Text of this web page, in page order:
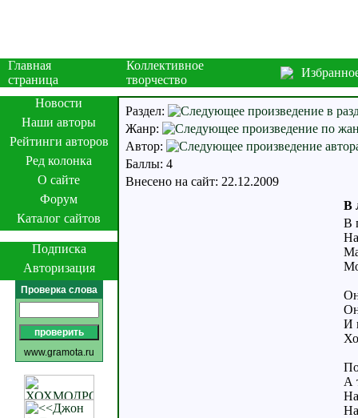
Главная
страница
Коллективное
творчество
Новости
Наши авторы
Рейтинги авторов
Ред колонка
О сайте
Форум
Каталог сайтов
Подписка
Авторизация
Проверка слова
www.gramota.ru
Раздел:
Жанр:
Автор:
Баллы: 4
Внесено на сайт: 22.12.2009
В
В
И
А